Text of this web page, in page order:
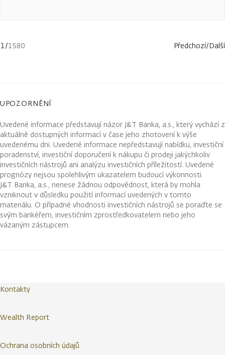
1/1580 Předchozí/Další
UPOZORNĚNÍ
Uvedené informace představují názor J&T Banka, a.s., který vychází z
aktuálně dostupných informací v čase jeho zhotovení k výše
uvedenému dni. Uvedené informace nepředstavují nabídku, investiční
poradenství, investiční doporučení k nákupu či prodeji jakýchkoliv
investičních nástrojů ani analýzu investičních příležitostí. Uvedené
prognózy nejsou spolehlivým ukazatelem budoucí výkonnosti.
J&T Banka, a.s., nenese žádnou odpovědnost, která by mohla
vzniknout v důsledku použití informací uvedených v tomto
materiálu. O případné vhodnosti investičních nástrojů se poraďte se
svým bankéřem, investičním zprostředkovatelem nebo jeho
vázaným zástupcem.
Kontakty
Wealth Report
Ochrana osobních údajů